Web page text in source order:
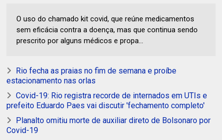
O uso do chamado kit covid, que reúne medicamentos
sem eficácia contra a doença, mas que continua sendo
prescrito por alguns médicos e propa...
Rio fecha as praias no fim de semana e proíbe
estacionamento nas orlas
Covid-19: Rio registra recorde de internados em UTIs e
prefeito Eduardo Paes vai discutir 'fechamento completo'
Planalto omitiu morte de auxiliar direto de Bolsonaro por
Covid-19